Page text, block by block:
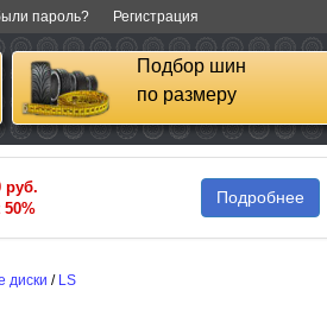
пароль? Регистрация
Подбор шин
по размеру
Подробнее
диски / LS